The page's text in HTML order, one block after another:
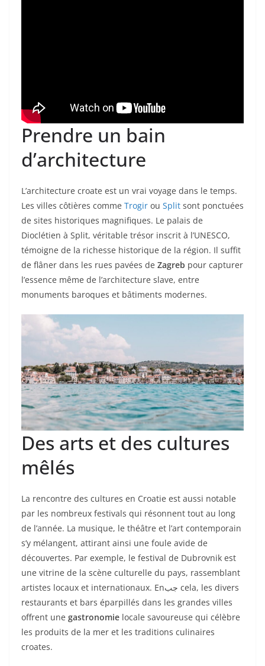
Prendre un bain
d’architecture
L’architecture croate est un vrai voyage dans le temps.
Les villes côtières comme Trogir ou Split sont ponctuées
de sites historiques magnifiques. Le palais de
Dioclétien à Split, véritable trésor inscrit à l’UNESCO,
témoigne de la richesse historique de la région. Il suffit
de flâner dans les rues pavées de Zagreb pour capturer
l’essence même de l’architecture slave, entre
monuments baroques et bâtiments modernes.
Des arts et des cultures
mêlés
La rencontre des cultures en Croatie est aussi notable
par les nombreux festivals qui résonnent tout au long
de l’année. La musique, le théâtre et l’art contemporain
s’y mélangent, attirant ainsi une foule avide de
découvertes. Par exemple, le festival de Dubrovnik est
une vitrine de la scène culturelle du pays, rassemblant
artistes locaux et internationaux. Enجب cela, les divers
restaurants et bars éparpillés dans les grandes villes
offrent une gastronomie locale savoureuse qui célèbre
les produits de la mer et les traditions culinaires
croates.